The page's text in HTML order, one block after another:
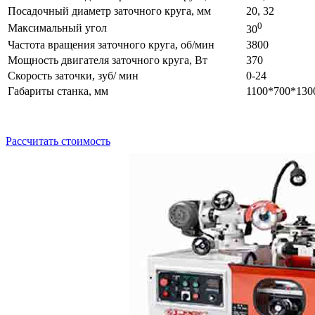
Посадочный диаметр заточного круга, мм
20, 32
Максимальный угол
300
Частота вращения заточного круга, об/мин
3800
Мощность двигателя заточного круга, Вт
370
Скорость заточки, зуб/ мин
0-24
Габариты станка, мм
Рассчитать стоимость